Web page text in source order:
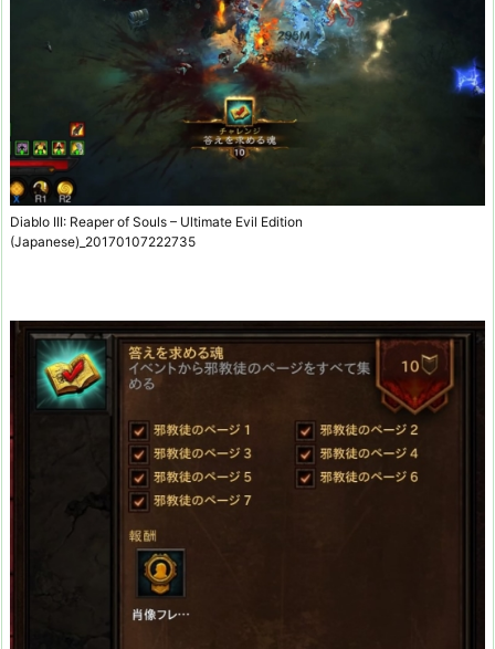
Diablo III: Reaper of Souls – Ultimate Evil Edition
(Japanese)_20170107222735